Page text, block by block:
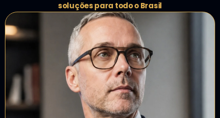
soluções para todo o Brasil